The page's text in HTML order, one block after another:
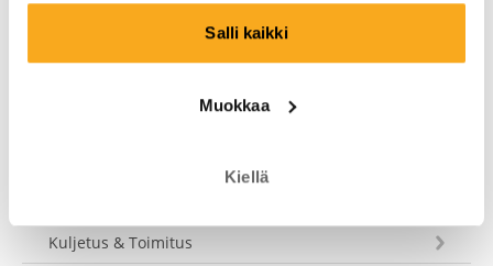
Salli kaikki
Muokkaa
Kiellä
Lähetä viesti
Kuljetus & Toimitus